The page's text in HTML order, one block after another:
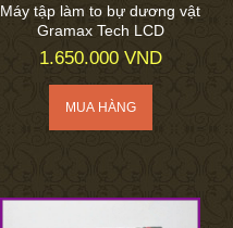
Máy tập làm to bự dương vật
Gramax Tech LCD
1.650.000 VND